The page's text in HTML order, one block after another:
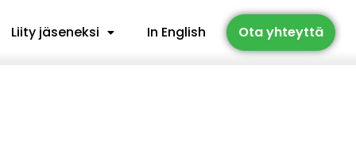
Liity jäseneksi In English Ota yhteyttä